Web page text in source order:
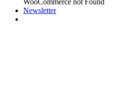
WooCommerce not Found
Newsletter